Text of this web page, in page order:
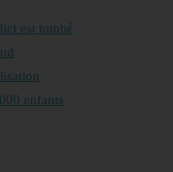
est tombé
enfants